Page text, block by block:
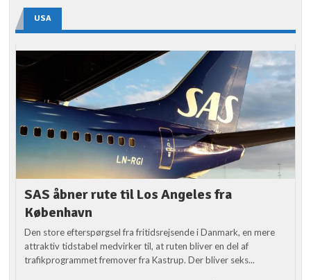
USA
SAS åbner rute til Los Angeles fra
København
Den store efterspørgsel fra fritidsrejsende i Danmark, en mere
attraktiv tidstabel medvirker til, at ruten bliver en del af
trafikprogrammet fremover fra Kastrup. Der bliver seks...